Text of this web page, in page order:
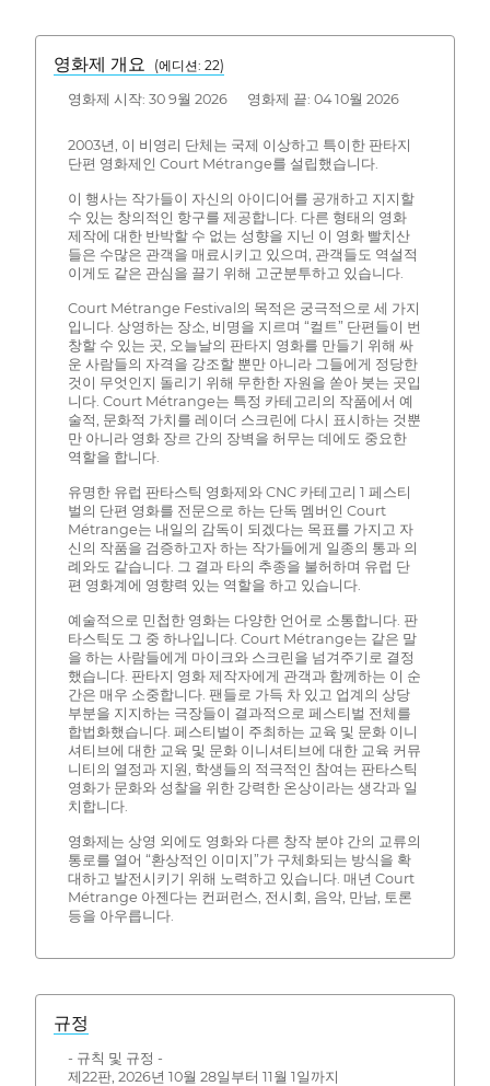
영화제 개요 (에디션: 22)
영화제 시작: 30 9월 2026 영화제 끝: 04 10월 2026
2003년, 이 비영리 단체는 국제 이상하고 특이한 판타지
단편 영화제인 Court Métrange를 설립했습니다.
이 행사는 작가들이 자신의 아이디어를 공개하고 지지할
수 있는 창의적인 항구를 제공합니다. 다른 형태의 영화
제작에 대한 반박할 수 없는 성향을 지닌 이 영화 빨치산
들은 수많은 관객을 매료시키고 있으며, 관객들도 역설적
이게도 같은 관심을 끌기 위해 고군분투하고 있습니다.
Court Métrange Festival의 목적은 궁극적으로 세 가지
입니다. 상영하는 장소, 비명을 지르며 “컬트” 단편들이 번
창할 수 있는 곳, 오늘날의 판타지 영화를 만들기 위해 싸
운 사람들의 자격을 강조할 뿐만 아니라 그들에게 정당한
것이 무엇인지 돌리기 위해 무한한 자원을 쏟아 붓는 곳입
니다. Court Métrange는 특정 카테고리의 작품에서 예
술적, 문화적 가치를 레이더 스크린에 다시 표시하는 것뿐
만 아니라 영화 장르 간의 장벽을 허무는 데에도 중요한
역할을 합니다.
유명한 유럽 판타스틱 영화제와 CNC 카테고리 1 페스티
벌의 단편 영화를 전문으로 하는 단독 멤버인 Court
Métrange는 내일의 감독이 되겠다는 목표를 가지고 자
신의 작품을 검증하고자 하는 작가들에게 일종의 통과 의
례와도 같습니다. 그 결과 타의 추종을 불허하며 유럽 단
편 영화계에 영향력 있는 역할을 하고 있습니다.
예술적으로 민첩한 영화는 다양한 언어로 소통합니다. 판
타스틱도 그 중 하나입니다. Court Métrange는 같은 말
을 하는 사람들에게 마이크와 스크린을 넘겨주기로 결정
했습니다. 판타지 영화 제작자에게 관객과 함께하는 이 순
간은 매우 소중합니다. 팬들로 가득 차 있고 업계의 상당
부분을 지지하는 극장들이 결과적으로 페스티벌 전체를
합법화했습니다. 페스티벌이 주최하는 교육 및 문화 이니
셔티브에 대한 교육 및 문화 이니셔티브에 대한 교육 커뮤
니티의 열정과 지원, 학생들의 적극적인 참여는 판타스틱
영화가 문화와 성찰을 위한 강력한 온상이라는 생각과 일
치합니다.
영화제는 상영 외에도 영화와 다른 창작 분야 간의 교류의
통로를 열어 “환상적인 이미지”가 구체화되는 방식을 확
대하고 발전시키기 위해 노력하고 있습니다. 매년 Court
Métrange 아젠다는 컨퍼런스, 전시회, 음악, 만남, 토론
등을 아우릅니다.
규정
- 규칙 및 규정 -
제22판, 2026년 10월 28일부터 11월 1일까지